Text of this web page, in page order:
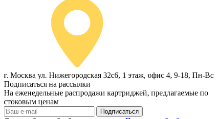
г. Москва ул. Нижегородская 32с6, 1 этаж, офис 4, 9-18, Пн-Вс
Подписаться на рассылки
На еженедельные распродажи картриджей, предлагаемые по
стоковым ценам
Подписаться